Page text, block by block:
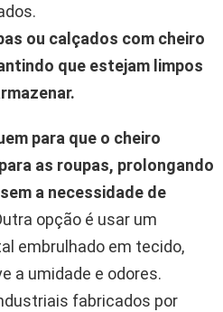
ou calçados com cheiro
que estejam limpos
para que o cheiro
as roupas, prolongando
a necessidade de
opção é usar um
embrulhado em tecido,
a umidade e odores.
fabricados por